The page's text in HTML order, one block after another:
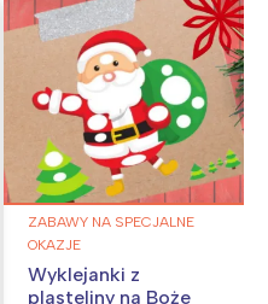
ZABAWY NA SPECJALNE
OKAZJE
Wyklejanki z
plasteliny na Boże